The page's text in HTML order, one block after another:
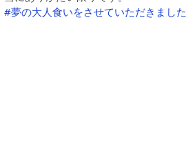
#夢の大人食いをさせていただきました